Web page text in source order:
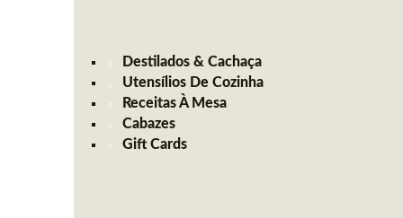
Destilados & Cachaça
Utensílios De Cozinha
Receitas À Mesa
Cabazes
Gift Cards